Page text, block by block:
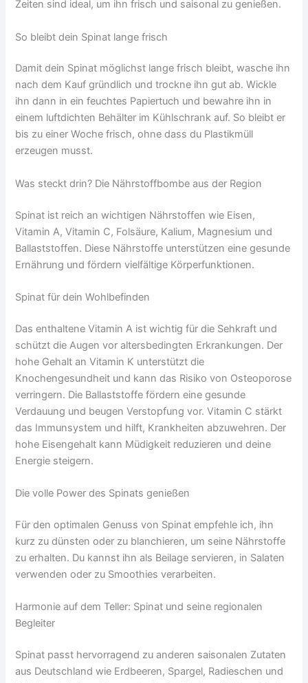
Zeiten sind ideal, um ihn frisch und saisonal zu genießen.
So bleibt dein Spinat lange frisch
Damit dein Spinat möglichst lange frisch bleibt, wasche ihn
nach dem Kauf gründlich und trockne ihn gut ab. Wickle
ihn dann in ein feuchtes Papiertuch und bewahre ihn in
einem luftdichten Behälter im Kühlschrank auf. So bleibt er
bis zu einer Woche frisch, ohne dass du Plastikmüll
erzeugen musst.
Was steckt drin? Die Nährstoffbombe aus der Region
Spinat ist reich an wichtigen Nährstoffen wie Eisen,
Vitamin A, Vitamin C, Folsäure, Kalium, Magnesium und
Ballaststoffen. Diese Nährstoffe unterstützen eine gesunde
Ernährung und fördern vielfältige Körperfunktionen.
Spinat für dein Wohlbefinden
Das enthaltene Vitamin A ist wichtig für die Sehkraft und
schützt die Augen vor altersbedingten Erkrankungen. Der
hohe Gehalt an Vitamin K unterstützt die
Knochengesundheit und kann das Risiko von Osteoporose
verringern. Die Ballaststoffe fördern eine gesunde
Verdauung und beugen Verstopfung vor. Vitamin C stärkt
das Immunsystem und hilft, Krankheiten abzuwehren. Der
hohe Eisengehalt kann Müdigkeit reduzieren und deine
Energie steigern.
Die volle Power des Spinats genießen
Für den optimalen Genuss von Spinat empfehle ich, ihn
kurz zu dünsten oder zu blanchieren, um seine Nährstoffe
zu erhalten. Du kannst ihn als Beilage servieren, in Salaten
verwenden oder zu Smoothies verarbeiten.
Harmonie auf dem Teller: Spinat und seine regionalen
Begleiter
Spinat passt hervorragend zu anderen saisonalen Zutaten
aus Deutschland wie Erdbeeren, Spargel, Radieschen und